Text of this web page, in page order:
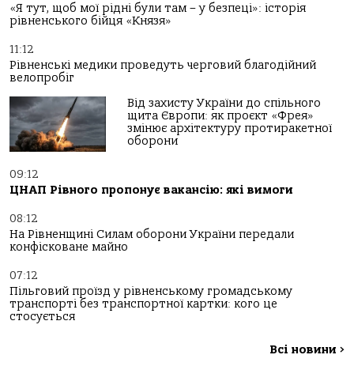
«Я тут, щоб мої рідні були там – у безпеці»: історія
рівненського бійця «Князя»
11:12
Рівненські медики проведуть черговий благодійний
велопробіг
Від захисту України до спільного
щита Європи: як проєкт «Фрея»
змінює архітектуру протиракетної
оборони
09:12
ЦНАП Рівного пропонує вакансію: які вимоги
08:12
На Рівненщині Силам оборони України передали
конфісковане майно
07:12
Пільговий проїзд у рівненському громадському
транспорті без транспортної картки: кого це
стосується
Всі новини >